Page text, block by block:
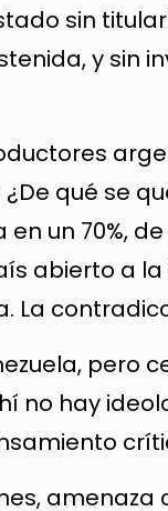
sin
y sin
qué se
un 70%,
abierto a
La
pero
no hay
amenaza